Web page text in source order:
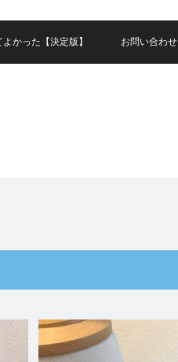
よかった【決定版】 お問い合わせ